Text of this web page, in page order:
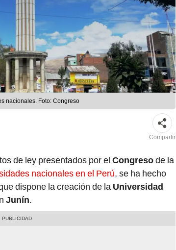
nacionales. Foto: Congreso
Compartir
de ley presentados por el Congresode la
nacionales en el Perú, se ha hecho
dispone la creación de la Universidad
Junín.